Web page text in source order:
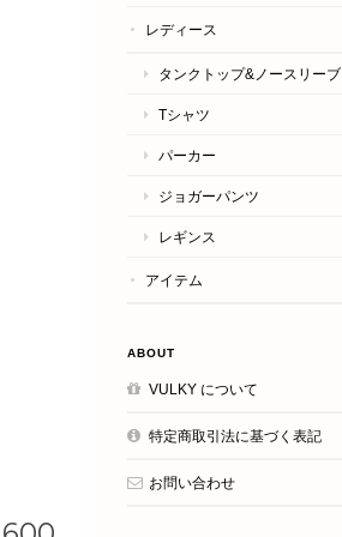
レディース
タンクトップ&ノースリーブ
Tシャツ
パーカー
ジョガーパンツ
レギンス
アイテム
ABOUT
VULKY について
特定商取引法に基づく表記
お問い合わせ